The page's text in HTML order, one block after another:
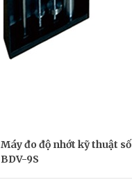
Máy đo độ nhớt kỹ thuật số
BDV-9S